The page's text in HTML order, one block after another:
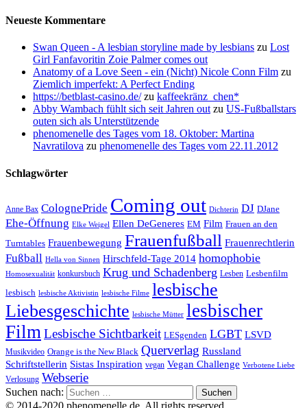
Neueste Kommentare
Swan Queen - A lesbian storyline made by lesbians zu Lost
Girl Fanfavoritin Zoie Palmer comes out
Anatomy of a Love Seen - ein (Nicht) Nicole Conn Film zu
Ziemlich imperfekt: A Perfect Ending
https://betblast-casino.de/zu kaffeekränz_chen*
Abby Wambach fühlt sich seit Jahren out zu US-Fußballstars
outen sich als Unterstützende
phenomenelle des Tages vom 18. Oktober: Martina
Navratilova zu phenomenelle des Tages vom 22.11.2012
Schlagwörter
Anne Bax ColognePride Coming out Dichterin DJ DJane
Ehe-Öffnung Elke Weigel Ellen DeGeneres EM Film Frauen an den
Turntables Frauenbewegung Frauenfußball Frauenrechtlerin
Fußball Hella von Sinnen Hirschfeld-Tage 2014 homophobie
Homosexualität konkursbuch Krug und Schadenberg Lesben Lesbenfilm
lesbisch lesbische Aktivistin lesbische Filme lesbische
Liebesgeschichte lesbische Mütter lesbischer
Film Lesbische Sichtbarkeit LESgenden LGBT LSVD
Musikvideo Orange is the New Black Querverlag Russland
Schriftstellerin Sistas Inspiration vegan Vegan Challenge Verbotene Liebe
Verlosung Webserie
Suchen nach:
© 2014-2020 phenomenelle.de. All rights reserved.